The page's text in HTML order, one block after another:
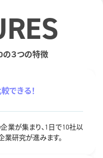
の３つの特徴
できる！
業が集まり、1日で10社以
研究が進みます。